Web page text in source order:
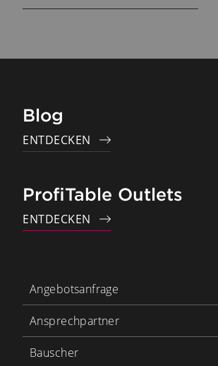
Blog
ENTDECKEN
ProfiTable Outlets
ENTDECKEN
Angebotsanfrage
Ansprechpartner
Bauscher